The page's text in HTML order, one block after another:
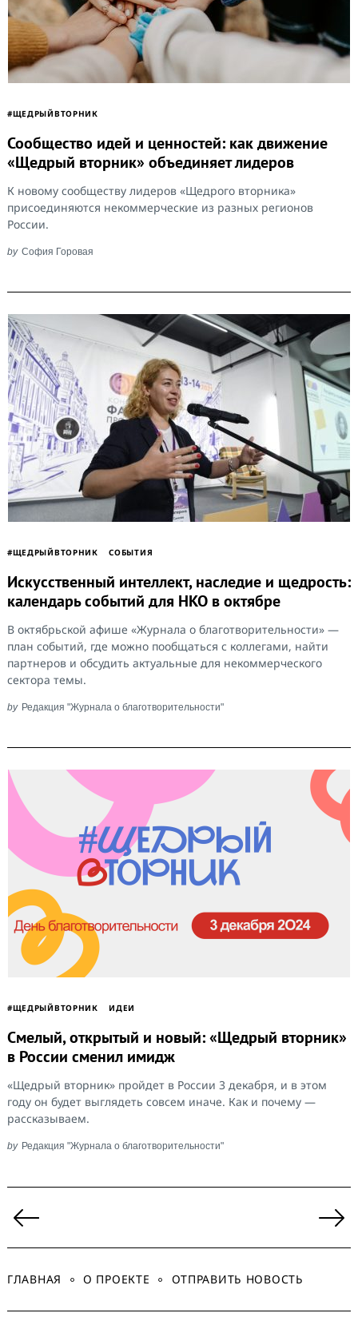
#ЩЕДРЫЙВТОРНИК
Сообщество идей и ценностей: как движение
«Щедрый вторник» объединяет лидеров
К новому сообществу лидеров «Щедрого вторника»
присоединяются некоммерческие из разных регионов
России.
by София Горовая
#ЩЕДРЫЙВТОРНИК СОБЫТИЯ
Искусственный интеллект, наследие и щедрость:
календарь событий для НКО в октябре
В октябрьской афише «Журнала о благотворительности» —
план событий, где можно пообщаться с коллегами, найти
партнеров и обсудить актуальные для некоммерческого
сектора темы.
by Редакция "Журнала о благотворительности"
#ЩЕДРЫЙВТОРНИК ИДЕИ
Смелый, открытый и новый: «Щедрый вторник»
в России сменил имидж
«Щедрый вторник» пройдет в России 3 декабря, и в этом
году он будет выглядеть совсем иначе. Как и почему —
рассказываем.
by Редакция "Журнала о благотворительности"
записей
Previous
Page
ГЛАВНАЯ О ПРОЕКТЕ ОТПРАВИТЬ НОВОСТЬ